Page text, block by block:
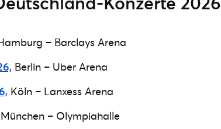
– Barclays Arena
Berlin – Uber Arena
Köln – Lanxess Arena
München – Olympiahalle